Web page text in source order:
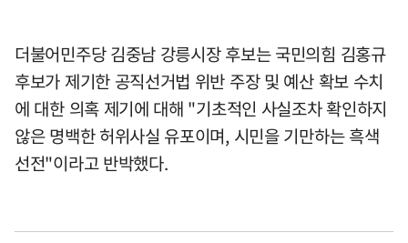
더불어민주당 김중남 강릉시장 후보는 국민의힘 김홍규
후보가 제기한 공직선거법 위반 주장 및 예산 확보 수치
에 대한 의혹 제기에 대해 "기초적인 사실조차 확인하지
않은 명백한 허위사실 유포이며, 시민을 기만하는 흑색
선전"이라고 반박했다.